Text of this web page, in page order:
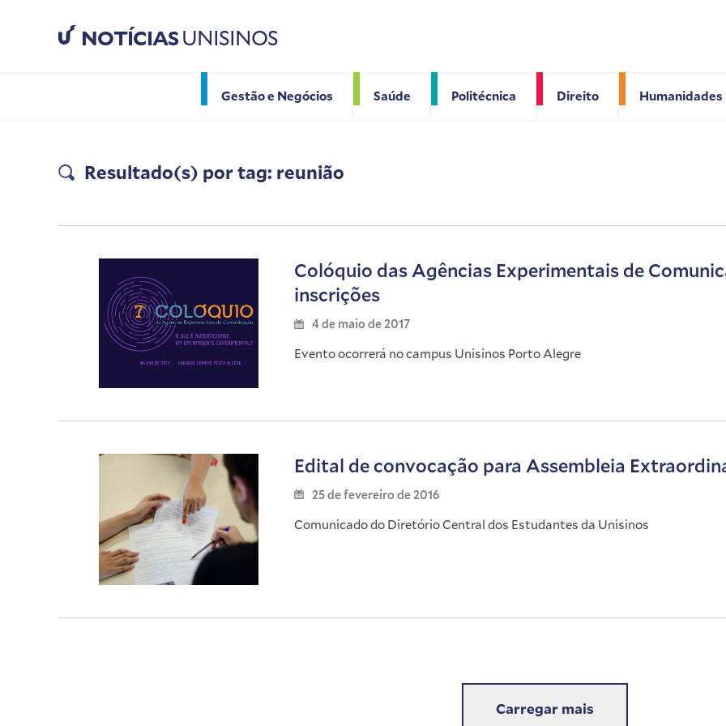
NOTÍCIASUNISINOS
Gestão e Negócios Saúde Politécnica Direito Humanidades
Resultado(s) por tag: reunião
Colóquio das Agências Experimentais de
inscrições
4 de maio de 2017
Evento ocorrerá no campus Unisinos Porto Alegre
Edital de convocação para Assembleia
25 de fevereiro de 2016
Comunicado do Diretório Central dos Estudantes da Unisinos
Carregar mais